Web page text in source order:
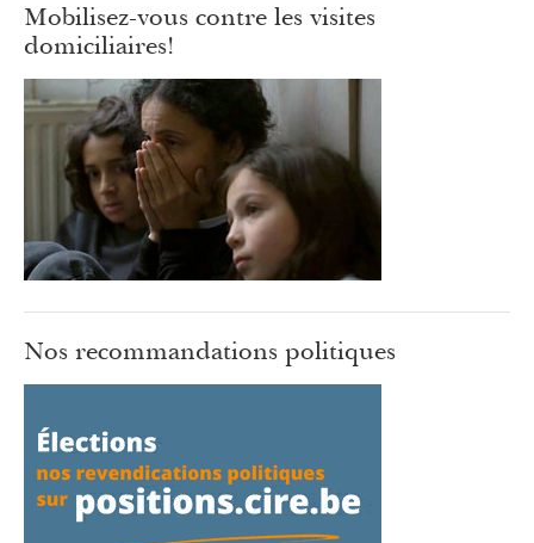
Mobilisez-vous contre les visites
domiciliaires!
Nos recommandations politiques